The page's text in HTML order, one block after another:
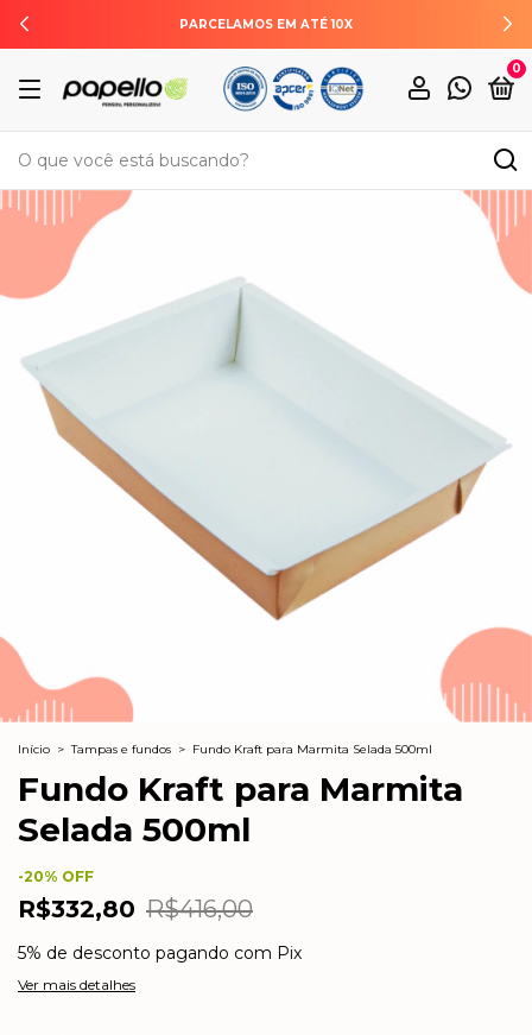
EM ATÉ 10X
0
Início > Tampas e fundos > Fundo Kraft para Marmita Selada 500ml
Fundo Kraft para Marmita
Selada 500ml
-20% OFF
R$332,80 R$416,00
5% de desconto pagando com Pix
Ver mais detalhes